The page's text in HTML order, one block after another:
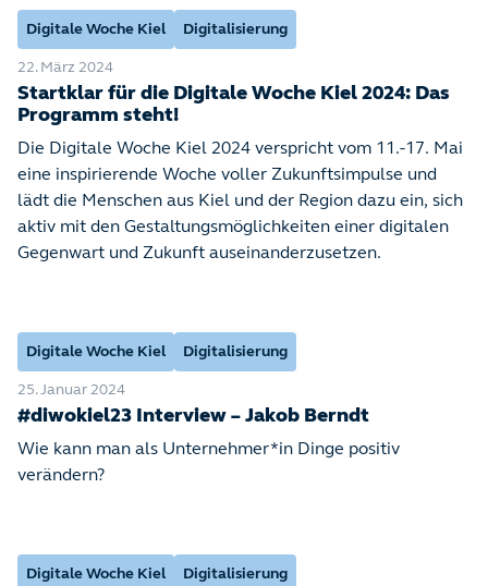
Startklar für die Digitale Woche Kiel 2024: Das
Programm steht!
Die Digitale Woche Kiel 2024 verspricht vom 11.-17. Mai
eine inspirierende Woche voller Zukunftsimpulse und
lädt die Menschen aus Kiel und der Region dazu ein, sich
aktiv mit den Gestaltungsmöglichkeiten einer digitalen
Gegenwart und Zukunft auseinanderzusetzen.
22. März 2024
Digitale Woche Kiel Digitalisierung
#diwokiel23 Interview – Jakob Berndt
Wie kann man als Unternehmer*in Dinge positiv
verändern?
25. Januar 2024
Digitale Woche Kiel Digitalisierung
Digitale Woche Kiel Digitalisierung